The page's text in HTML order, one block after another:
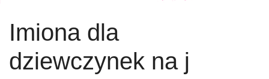
Imiona dla
dziewczynek na j